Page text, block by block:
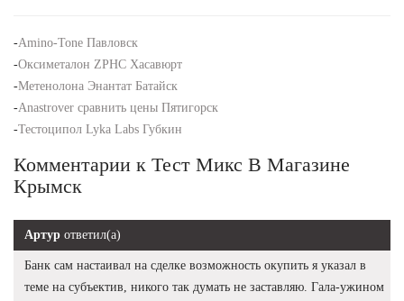
-Amino-Tone Павловск
-Оксиметалон ZPHC Хасавюрт
-Метенолона Энантат Батайск
-Anastrover сравнить цены Пятигорск
-Тестоципол Lyka Labs Губкин
Комментарии к Тест Микс В Магазине
Крымск
Артур ответил(а)
Банк сам настаивал на сделке возможность окупить я указал в
теме на субъектив, никого так думать не заставляю. Гала-ужином